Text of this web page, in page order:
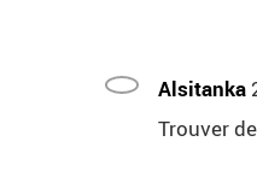
Alsitanka
Trouver